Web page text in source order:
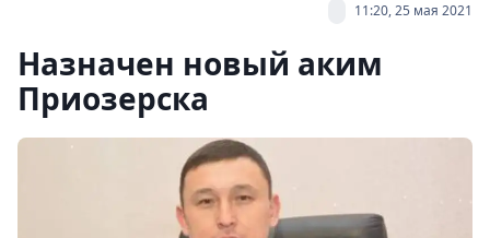
11:20, 25 мая 2021
Назначен новый аким
Приозерска